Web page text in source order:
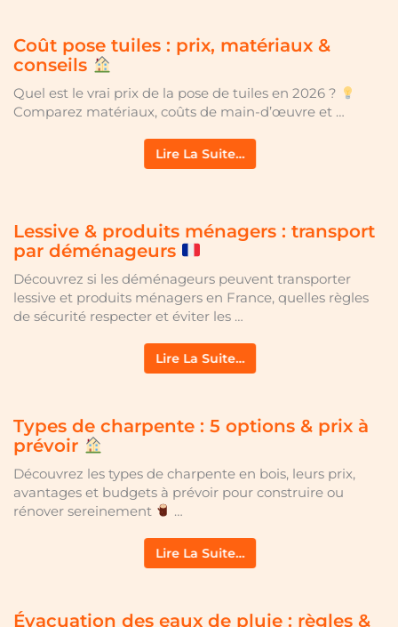
Coût pose tuiles : prix, matériaux &
conseils
Quel est le vrai prix de la pose de tuiles en 2026 ?
Comparez matériaux, coûts de main-d’œuvre et …
Lire La Suite…
Lessive & produits ménagers : transport
par déménageurs
Découvrez si les déménageurs peuvent transporter
lessive et produits ménagers en France, quelles règles
de sécurité respecter et éviter les …
Lire La Suite…
Types de charpente : 5 options & prix à
prévoir
Découvrez les types de charpente en bois, leurs prix,
avantages et budgets à prévoir pour construire ou
rénover sereinement
…
Lire La Suite…
Évacuation des eaux de pluie : règles &